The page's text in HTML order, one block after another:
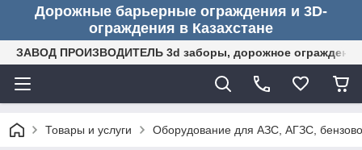
Дорожные барьерные ограждения и 3D-
ограждения в Казахстане
ЗАВОД ПРОИЗВОДИТЕЛЬ 3d заборы, дорожное ограждение
Товары и услуги Оборудование для АЗС, АГЗС,